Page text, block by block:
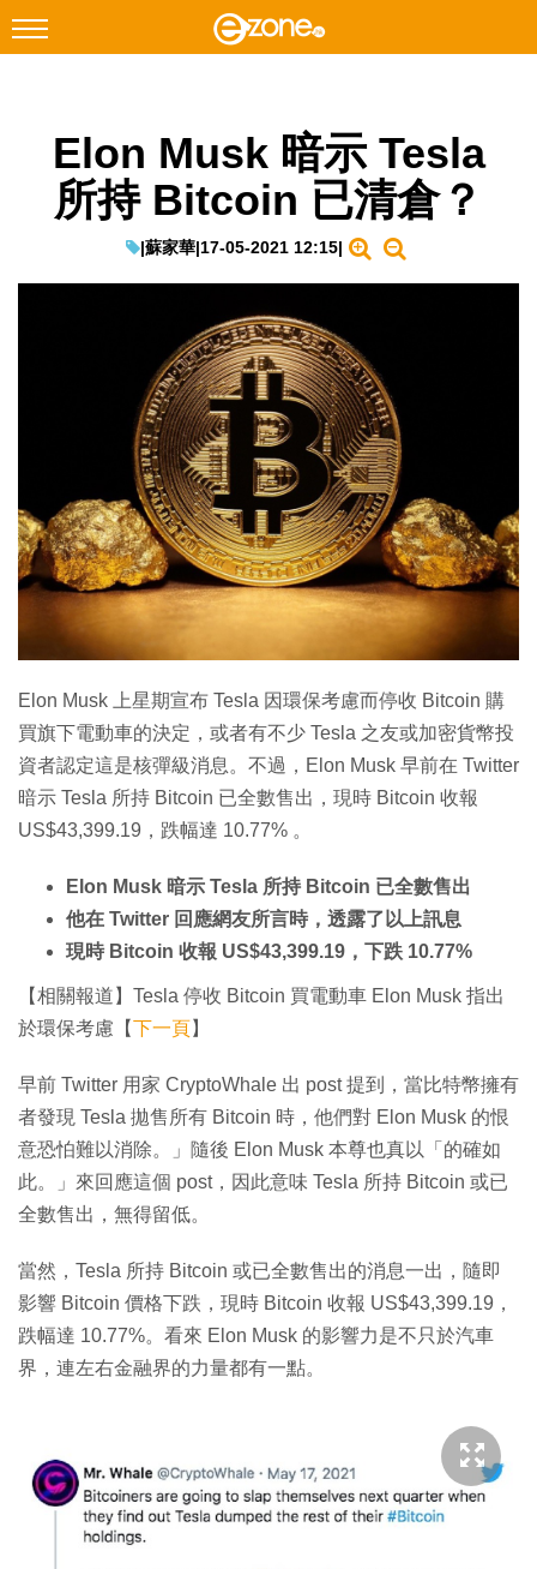
Facebook Instagram
科技焦點
遊戲動漫
生成式AI與雲端應用
Enterprise Digital Transformation
特集
Elon Musk 暗示 Tesla
所持 Bitcoin 已清倉？
|蘇家華|17-05-2021 12:15|
Elon Musk 上星期宣布 Tesla 因環保考慮而停收 Bitcoin 購
買旗下電動車的決定，或者有不少 Tesla 之友或加密貨幣投
資者認定這是核彈級消息。不過，Elon Musk 早前在 Twitter
暗示 Tesla 所持 Bitcoin 已全數售出，現時 Bitcoin 收報
US$43,399.19，跌幅達 10.77% 。
Elon Musk 暗示 Tesla 所持 Bitcoin 已全數售出
他在 Twitter 回應網友所言時，透露了以上訊息
現時 Bitcoin 收報 US$43,399.19，下跌 10.77%
【相關報道】Tesla 停收 Bitcoin 買電動車 Elon Musk 指出
於環保考慮【下一頁】
早前 Twitter 用家 CryptoWhale 出 post 提到，當比特幣擁有
者發現 Tesla 拋售所有 Bitcoin 時，他們對 Elon Musk 的恨
意恐怕難以消除。」隨後 Elon Musk 本尊也真以「的確如
此。」來回應這個 post，因此意味 Tesla 所持 Bitcoin 或已
全數售出，無得留低。
當然，Tesla 所持 Bitcoin 或已全數售出的消息一出，隨即
影響 Bitcoin 價格下跌，現時 Bitcoin 收報 US$43,399.19，
跌幅達 10.77%。看來 Elon Musk 的影響力是不只於汽車
界，連左右金融界的力量都有一點。